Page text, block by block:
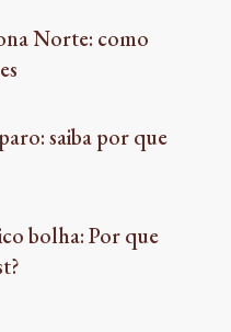
Norte: como
saiba por que
bolha: Por que